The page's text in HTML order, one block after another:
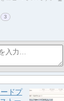
3
ドプ